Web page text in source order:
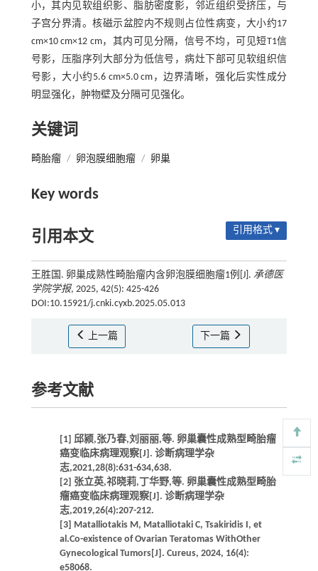
小，其内见软组织影、脂肪密度影，邻近组织受挤压，与
子宫分界清。核磁示盆腔内不规则占位性病变，大小约17
cm×10 cm×12 cm，其内可见分隔，信号不均，可见短T1信
号影，压脂序列大部分为低信号，病灶下部可见软组织信
号影，大小约5.6 cm×5.0 cm，边界清晰，强化后实性成分
明显强化，肿物壁及分隔可见强化。
关键词
畸胎瘤 / 卵泡膜细胞瘤 / 卵巢
Key words
引用本文 引用格式 ▾
王胜国. 卵巢成熟性畸胎瘤内含卵泡膜细胞瘤1例[J]. 承德医
学院学报, 2025, 42(5): 425-426
DOI:10.15921/j.cnki.cyxb.2025.05.013
上一篇 下一篇
参考文献
[1] 邱颍,张乃春,刘丽丽,等. 卵巢囊性成熟型畸胎瘤
癌变临床病理观察[J]. 诊断病理学杂
志,2021,28(8):631-634,638.
[2] 张立英,祁晓莉,丁华野,等. 卵巢囊性成熟型畸胎
瘤癌变临床病理观察[J]. 诊断病理学杂
志,2019,26(4):207-212.
[3] Matalliotakis M, Matalliotaki C, Tsakiridis I, et
al.Co-existence of Ovarian Teratomas WithOther
Gynecological Tumors[J]. Cureus, 2024, 16(4):
e58068.